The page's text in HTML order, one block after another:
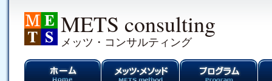
METS consulting
メッツ・コンサルティング